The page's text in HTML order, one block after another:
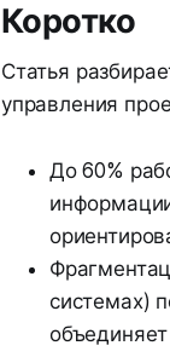
Коротко
Статья
управления
До 60%
системах)